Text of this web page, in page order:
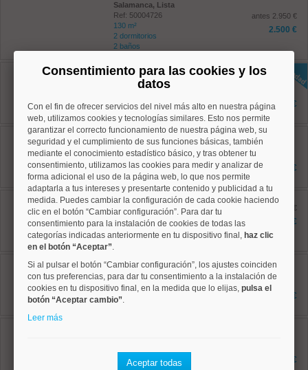
Salamanca, Lista
Ref: 50004726
130 m²
2 dormitorios
2 baños
antes 2.950 €
2.500 €
Chamberí, Arapiles
Ref: 50004821
1 baños
1.700 €
Salamanca, Castellana
Ref: 50004785
45 m²
1 dormitorios
1 baños
1.275 €
Centro, Universidad
Ref: 50004288
180 m²
5 dormitorios
3 baños
antes 3.000 €
2.850 €
Centro, Palacio
Ref: 50004804
82 m²
1 dormitorios
1 baños
2.000 €
3 baños
3.500 €
Consentimiento para las cookies y los
datos
Con el fin de ofrecer servicios del nivel más alto en nuestra página
web, utilizamos cookies y tecnologías similares. Esto nos permite
garantizar el correcto funcionamiento de nuestra página web, su
seguridad y el cumplimiento de sus funciones básicas, también
mediante el conocimiento estadístico básico, y tras obtener tu
consentimiento, utilizamos las cookies para medir y analizar de
forma adicional el uso de la página web, lo que nos permite
adaptarla a tus intereses y presentarte contenido y publicidad a tu
medida. Puedes cambiar la configuración de cada cookie haciendo
clic en el botón “Cambiar configuración”. Para dar tu
consentimiento para la instalación de cookies de todas las
categorías indicadas anteriormente en tu dispositivo final, haz clic
en el botón “Aceptar”.
Si al pulsar el botón “Cambiar configuración”, los ajustes coinciden
con tus preferencias, para dar tu consentimiento a la instalación de
cookies en tu dispositivo final, en la medida que lo elijas, pulsa el
botón “Aceptar cambio”.
Leer más
Aceptar todas